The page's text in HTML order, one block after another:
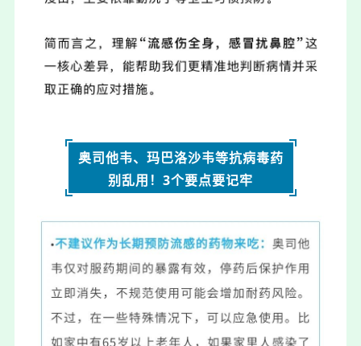
奥司他韦、玛巴洛沙韦等抗病毒药
别乱用！3个要点要记牢